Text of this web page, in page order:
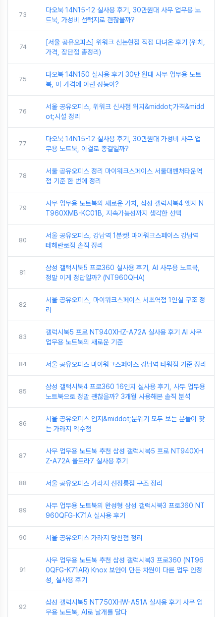
73
다오북 14N15-12 실사용 후기, 30만원대 사무 업무용 노
트북, 가성비 선택지로 괜찮을까?
74
[서울 공유오피스] 위워크 신논현점 직접 다녀온 후기 (위치,
가격, 장단점 총정리)
75
다오북 14N150 실사용 후기 30만 원대 사무 업무용 노트
북, 이 가격에 이런 성능이?
76
서울 공유오피스, 위워크 신사점 위치&middot;가격&midd
ot;시설 정리
77
다오북 14N15-12 실사용 후기, 30만원대 가성비 사무 업
무용 노트북, 이걸로 종결일까?
78
서울 공유오피스 정리 마이워크스페이스 서울대벤처타운역
점 기준 한 번에 정리
79
사무 업무용 노트북의 새로운 가치, 삼성 갤럭시북4 엣지 N
T960XMB-KC01B, 지속가능성까지 생각한 선택
80
서울 공유오피스, 강남역 1분컷! 마이워크스페이스 강남역
테헤란로점 솔직 정리
81
삼성 갤럭시북5 프로360 실사용 후기, AI 사무용 노트북,
정말 이게 정답일까? (NT960QHA)
82
서울 공유오피스, 마이워크스페이스 서초역점 1인실 구조 정
리
83
갤럭시북5 프로 NT940XHZ-A72A 실사용 후기 AI 사무
업무용 노트북의 새로운 기준
84 서울 공유오피스 마이워크스페이스 강남역 타워점 기준 정리
85
삼성 갤럭시북4 프로360 16인치 실사용 후기, 사무 업무용
노트북으로 정말 괜찮을까? 3개월 사용해본 솔직 분석
86
서울 공유오피스 입지&middot;분위기 모두 보는 분들이 찾
는 가라지 약수점
87
사무 업무용 노트북 추천 삼성 갤럭시북5 프로 NT940XH
Z-A72A 울트라7 실사용 후기
88 서울 공유오피스 가라지 선정릉점 구조 정리
89
사무 업무용 노트북의 완성형 삼성 갤럭시북3 프로360 NT
960QFG-K71A 실사용 후기
90 서울 공유오피스 가라지 당산점 정리
91
사무 업무용 노트북 추천 삼성 갤럭시북3 프로360 (NT96
0QFG-K71AR) Knox 보안이 만든 차원이 다른 업무 안정
성, 실사용 후기
92
삼성 갤럭시북5 NT750XHW-A51A 실사용 후기 사무 업
무용 노트북, AI로 날개를 달다